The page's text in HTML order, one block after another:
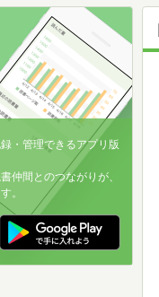
・管理できるアプリ版
仲間とのつながりが、
。